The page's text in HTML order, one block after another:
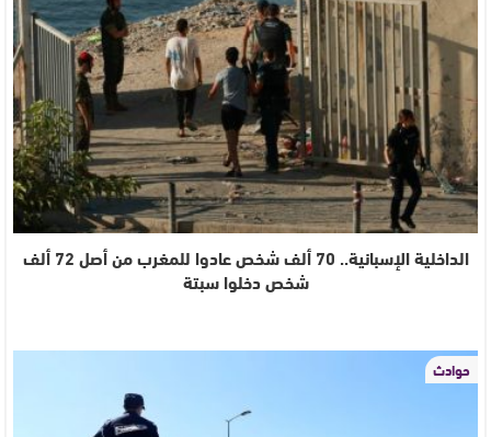
الداخلية الإسبانية.. 70 ألف شخص عادوا للمغرب من أصل 72 ألف
شخص دخلوا سبتة
حوادث